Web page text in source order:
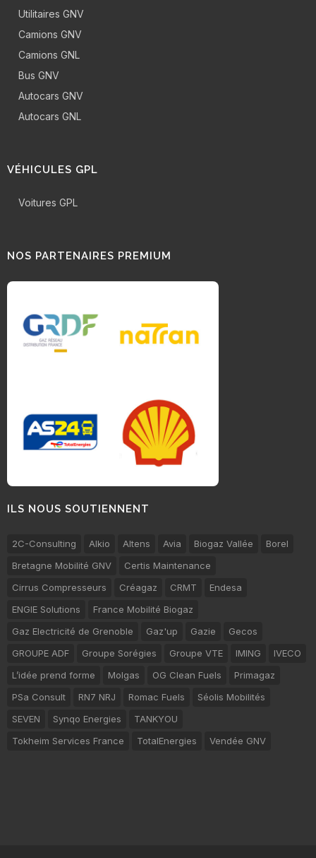
Utilitaires GNV
Camions GNV
Camions GNL
Bus GNV
Autocars GNV
Autocars GNL
VÉHICULES GPL
Voitures GPL
NOS PARTENAIRES PREMIUM
ILS NOUS SOUTIENNENT
2C-Consulting Alkio Altens Avia Biogaz Vallée
Borel
Bretagne Mobilité GNV
Certis Maintenance
Cirrus Compresseurs
Créagaz CRMT
Endesa
ENGIE Solutions
France Mobilité Biogaz
Gaz Electricité de Grenoble
Gaz'up Gazie
Gecos
GROUPE ADF
Groupe Sorégies Groupe VTE IMING
IVECO
L’idée prend forme
Molgas OG Clean Fuels
Primagaz
PSa Consult
RN7 NRJ Romac Fuels
Séolis Mobilités
SEVEN
Synqo Energies
TANKYOU
Tokheim Services France
TotalEnergies Vendée GNV